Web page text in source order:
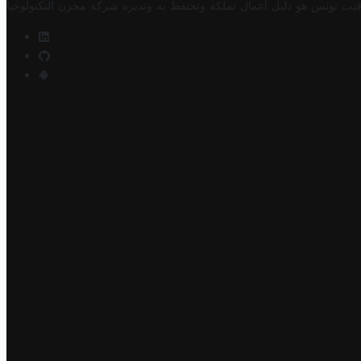
تونس هو دليل أعمال تملكه وتحتفظ به وتديره شركة مخزن التكنولوجيا